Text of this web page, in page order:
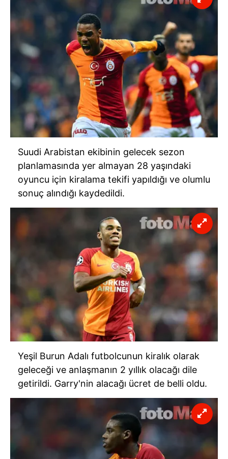
Suudi Arabistan ekibinin gelecek sezon
planlamasında yer almayan 28 yaşındaki
oyuncu için kiralama tekifi yapıldığı ve olumlu
sonuç alındığı kaydedildi.
Yeşil Burun Adalı futbolcunun kiralık olarak
geleceği ve anlaşmanın 2 yıllık olacağı dile
getirildi. Garry'nin alacağı ücret de belli oldu.